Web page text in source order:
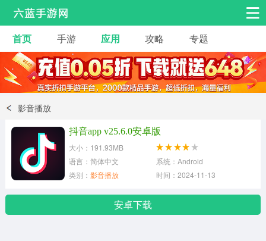
安卓手游 手游工具
热门手游 角色扮演 益智休闲
动作射击
冒险解谜 经营养成
体育竞技
首页 手游 应用 攻略 专题
影音播放
抖音app v25.6.0安卓版
大小：191.93MB
语言：简体中文
系统：Android
类别： 影音播放 时间：2024-11-13
安卓下载